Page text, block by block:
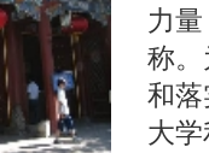
力
称
和
大